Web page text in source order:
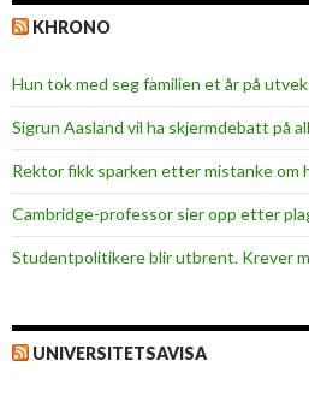
KHRONO
Hun tok med seg familien et år på
Sigrun Aasland vil ha skjerm­debatt på
Rektor fikk sparken etter mistanke om
Cambridge-professor sier opp etter
Studentpolitikere blir utbrent. Krever
UNIVERSITETSAVISA